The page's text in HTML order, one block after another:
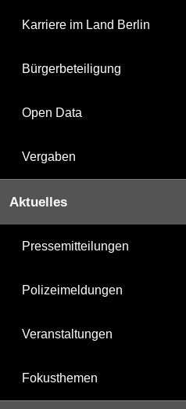
Karriere im Land Berlin
Bürgerbeteiligung
Open Data
Vergaben
Aktuelles
Pressemitteilungen
Polizeimeldungen
Veranstaltungen
Fokusthemen